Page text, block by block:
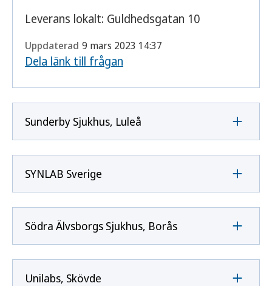
Leverans lokalt: Guldhedsgatan 10
Uppdaterad 9 mars 2023 14:37
Dela länk till frågan
Sunderby Sjukhus, Luleå
SYNLAB Sverige
Södra Älvsborgs Sjukhus, Borås
Unilabs, Skövde